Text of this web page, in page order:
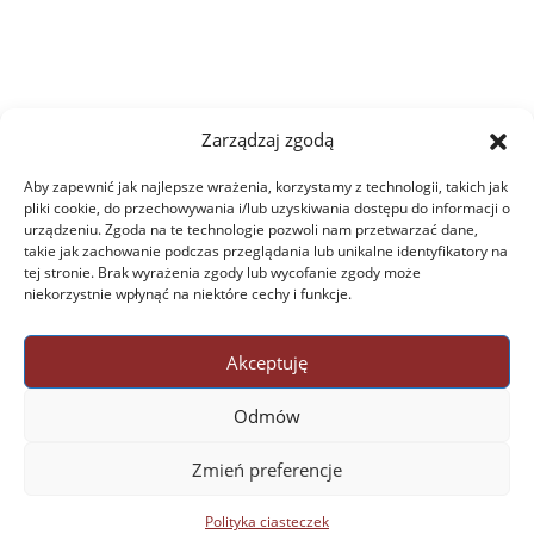
Zarządzaj zgodą
Aby zapewnić jak najlepsze wrażenia, korzystamy z technologii, takich jak
pliki cookie, do przechowywania i/lub uzyskiwania dostępu do informacji o
urządzeniu. Zgoda na te technologie pozwoli nam przetwarzać dane,
takie jak zachowanie podczas przeglądania lub unikalne identyfikatory na
tej stronie. Brak wyrażenia zgody lub wycofanie zgody może
niekorzystnie wpłynąć na niektóre cechy i funkcje.
Akceptuję
Odmów
Zmień preferencje
Polityka ciasteczek